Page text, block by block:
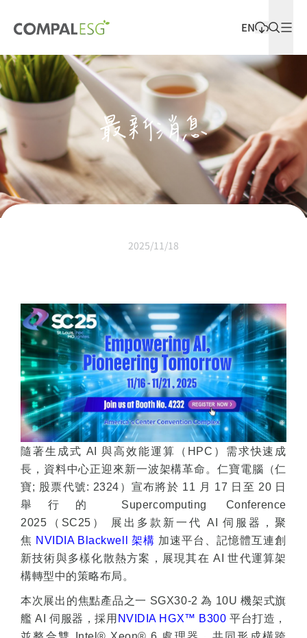
EN
最新發佈
2024 Compal ESG
Insight
繁中 EN
仁寶2024 永續
繁中 EN
永續報告書
歷年永續報告書
ESG Insight
最新消息
2025/11/18
隨著生成式 AI 與高效能運算（ HPC ）需求快速成
長，資料中心正迎來新一波架構革命。仁寶電腦（仁
寶; 股票代號: 2324 ）宣布將於 11 月 17 日至 20 日
舉行的
Supercomputing Conference
2025 （ SC25 ） 展出多款新一代 AI伺服器，聚
焦 NVIDIA Blackwell架構 加速平台、記憶體互連創
新技術與多樣化散熱方案，展現其在 AI世代運算架
構轉型中的策略布局。
本次展出的焦點產品之一 SGX30-2為 10U機架式旗
艦 AI 伺服器，採用 NVIDIA HGX™ B300 平台打造，